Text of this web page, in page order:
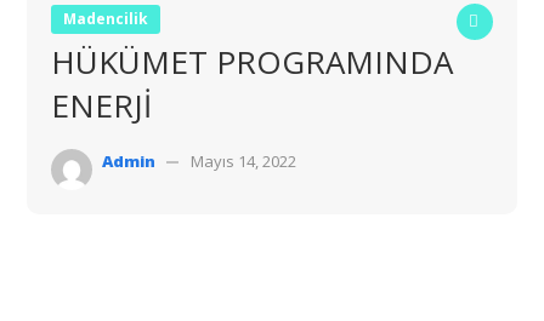
Madencilik
HÜKÜMET PROGRAMINDA
ENERJİ
Admin Mayıs 14, 2022